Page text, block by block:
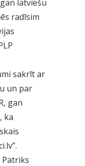
latviešu
radīsim
sakrīt ar
un par
gan
ka
Patriks